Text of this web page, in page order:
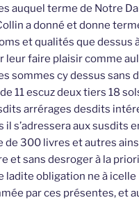
auquel terme de Notre
a donné et donne
et qualités que dessus
leur faire plaisir comme
sommes cy dessus sans
11 escuz deux tiers 18
arrérages desdits
il s’adressera aux susdits
de 300 livres et autres
et sans desroger à la
ladite obligation ne à icelle
par ces présentes, et